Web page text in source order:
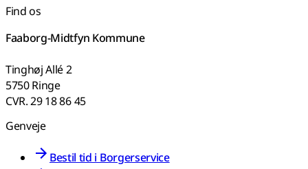
Find os
Faaborg-Midtfyn Kommune
Tinghøj Allé 2
5750 Ringe
CVR. 29 18 86 45
Genveje
Bestil tid i Borgerservice